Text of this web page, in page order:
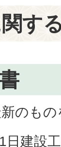
す
のも
日建設